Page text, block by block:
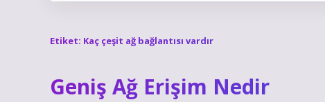
Etiket: Kaç çeşit ağ bağlantısı vardır
Geniş Ağ Erişim Nedir